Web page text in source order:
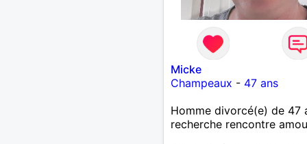
Micke
Champeaux - 47 ans
Homme divorcé(e) de 47
recherche rencontre